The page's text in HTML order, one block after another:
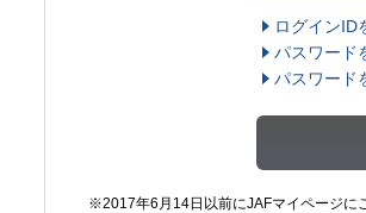
ログインID
パスワード
パスワード
※2017年6月14日以前にJAFマイページに